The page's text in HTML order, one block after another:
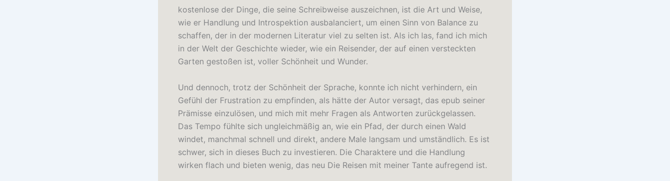
kostenlose der Dinge, die seine Schreibweise auszeichnen, ist die Art und Weise,
wie er Handlung und Introspektion ausbalanciert, um einen Sinn von Balance zu
schaffen, der in der modernen Literatur viel zu selten ist. Als ich las, fand ich mich
in der Welt der Geschichte wieder, wie ein Reisender, der auf einen versteckten
Garten gestoßen ist, voller Schönheit und Wunder.
Und dennoch, trotz der Schönheit der Sprache, konnte ich nicht verhindern, ein
Gefühl der Frustration zu empfinden, als hätte der Autor versagt, das epub seiner
Prämisse einzulösen, und mich mit mehr Fragen als Antworten zurückgelassen.
Das Tempo fühlte sich ungleichmäßig an, wie ein Pfad, der durch einen Wald
windet, manchmal schnell und direkt, andere Male langsam und umständlich. Es ist
schwer, sich in dieses Buch zu investieren. Die Charaktere und die Handlung
wirken flach und bieten wenig, das neu Die Reisen mit meiner Tante aufregend ist.